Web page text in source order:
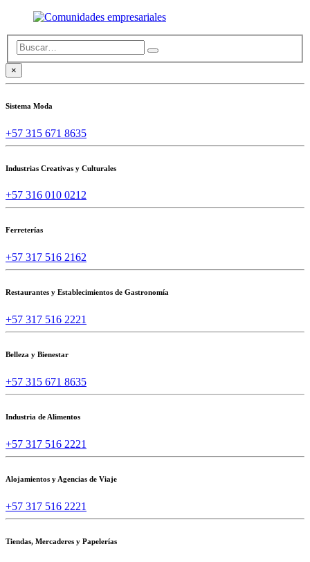
×
Sistema Moda
+57 315 671 8635
Industrias Creativas y Culturales
+57 316 010 0212
Ferreterías
+57 317 516 2162
Restaurantes y Establecimientos de Gastronomía
+57 317 516 2221
Belleza y Bienestar
+57 315 671 8635
Industria de Alimentos
+57 317 516 2221
Alojamientos y Agencias de Viaje
+57 317 516 2221
Tiendas, Mercaderes y Papelerías